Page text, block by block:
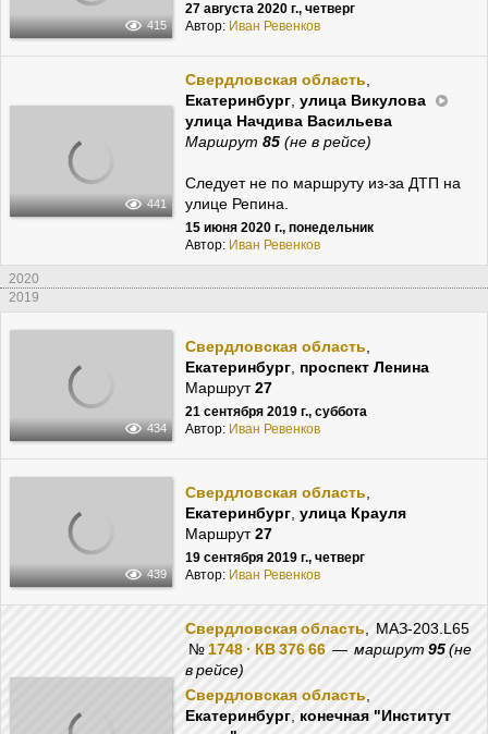
415
27 августа 2020 г., четверг
Автор: Иван Ревенков
441
Свердловская область,
Екатеринбург, улица Викулова
улица Начдива Васильева
Маршрут 85(не в рейсе)
Следует не по маршруту из-за ДТП на
улице Репина.
15 июня 2020 г., понедельник
Автор: Иван Ревенков
2020
2019
434
Свердловская область
Екатеринбург, проспект Ленина
Маршрут27
21 сентября 2019 г., суббота
Автор: Иван Ревенков
439
Свердловская область
Екатеринбург, улица Крауля
Маршрут27
19 сентября 2019 г., четверг
Автор: Иван Ревенков
Свердловская область, МАЗ-203.L65
№1748 · КВ 376 66— маршрут 95(не
в рейсе)
Свердловская область,
Екатеринбург, конечная "Институт